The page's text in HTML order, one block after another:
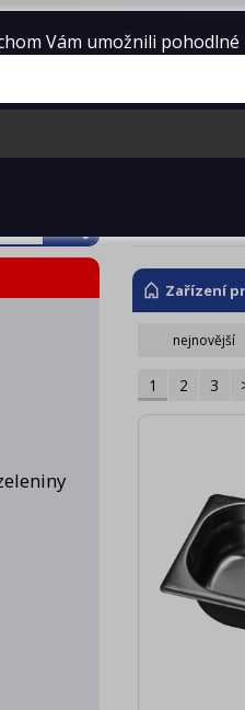
O firmě
Zařízení
nejnovější
1 2 3
Vám umožnili